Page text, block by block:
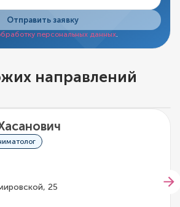
Отправить заявку
персональных данных
направлений
25